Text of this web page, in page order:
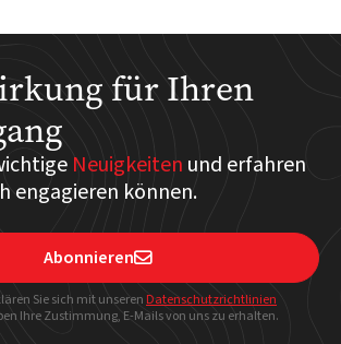
für Ihren
Neuigkeiten und erfahren
engagieren können.
Abonnieren
Sie sich mit unseren Datenschutzrichtlinien
Ihre Zustimmung, E-Mails von uns zu erhalten.